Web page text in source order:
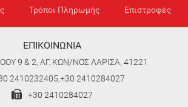
Τρόποι Πληρωμής Επιστροφές
ΕΠΙΚΟΙΝΩΝΙΑ
9 & 2, ΑΓ. ΚΩΝ/ΝΟΣ ΛΑΡΙΣΑ, 41221
2410232405,+30 2410284027
+30 2410284027